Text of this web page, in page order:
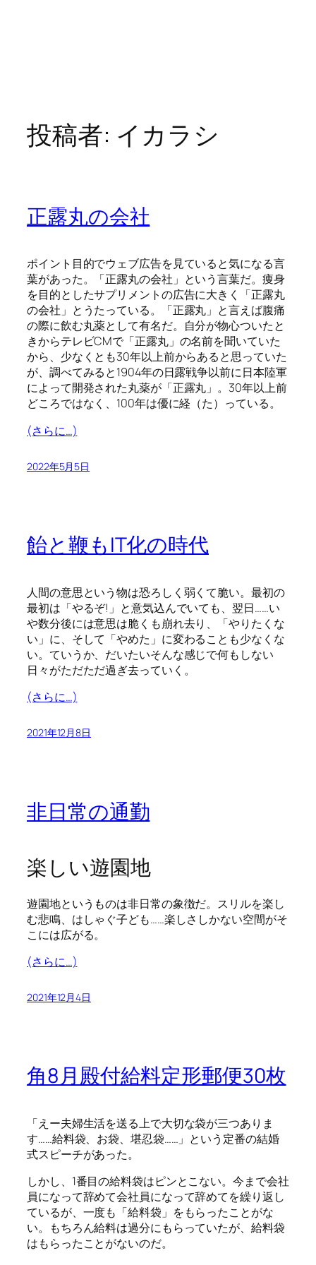
投稿者: イカラシ
正露丸の会社
ポイント目的でウェブ広告を見ていると気になる言
葉があった。「正露丸の会社」という言葉だ。痩身
を目的としたサプリメントの広告に大きく「正露丸
の会社」とうたっている。「正露丸」と言えば腹痛
の際に飲む丸薬として有名だ。自分が物心ついたと
きからテレビCMで「正露丸」の名前を聞いていた
から、少なくとも30年以上前からあると思っていた
が、調べてみると1904年の日露戦争以前に日本陸軍
によって開発された丸薬が「正露丸」。30年以上前
どころではなく、100年は優に経（た）っている。
(さらに…)
2022年5月5日
飴と鞭もIT化の時代
人間の意思という物は恐ろしく弱くて脆い。最初の
最初は「やるぞ!」と意気込んでいても、翌日……い
や数分後には意思は脆くも崩れ去り、「やりたくな
い」に、そして「やめた」に変わることも少なくな
い。ていうか、だいたいそんな感じで何もしない
日々がただただ過ぎ去っていく。
(さらに…)
2021年12月8日
非日常の通勤
楽しい遊園地
遊園地というものは非日常の象徴だ。スリルを楽し
む悲鳴、はしゃぐ子ども……楽しさしかない空間がそ
こには広がる。
(さらに…)
2021年12月4日
角8月殿付給料定形郵便30枚
「えー夫婦生活を送る上で大切な袋が三つありま
す……給料袋、お袋、堪忍袋……」という定番の結婚
式スピーチがあった。
しかし、1番目の給料袋はピンとこない。今まで会社
員になって辞めて会社員になって辞めてを繰り返し
ているが、一度も「給料袋」をもらったことがな
い。もちろん給料は過分にもらっていたが、給料袋
はもらったことがないのだ。